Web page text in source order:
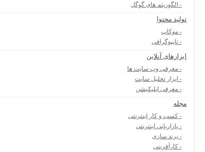
- الگوریتم های گوگل
تولید محتوا
- موکاپ
- تایپوگرافی
ابزارهای آنلاین
- معرفی وب سایت ها
- ابزار تحلیل سایت
- معرفی اپلیکیشن
مجله
- کسب و کار اینترنتی
- بازاریابی اینترنتی
- برند سازی
- کارآفرینی